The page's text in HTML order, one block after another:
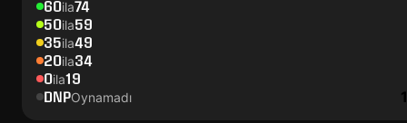
60ila74
50ila59
35ila49
20ila34
0ila19
DNPOynamadı